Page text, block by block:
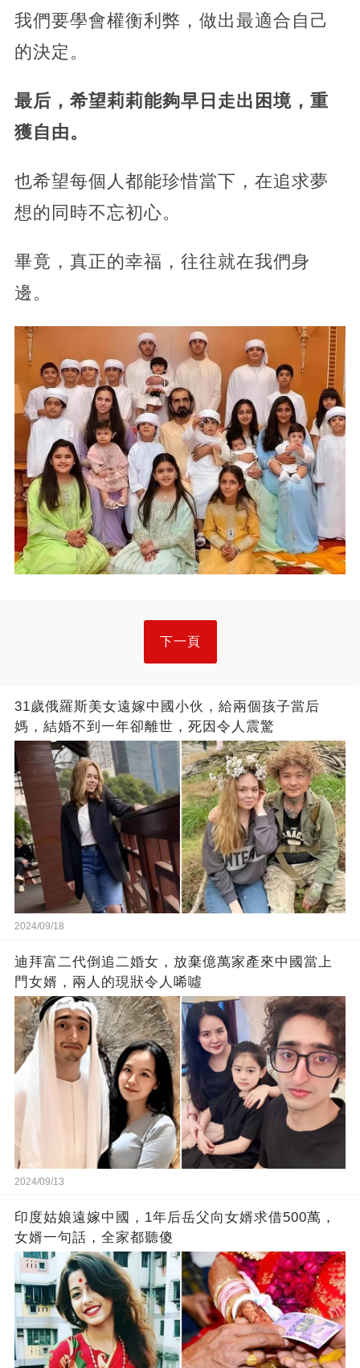
我們要學會權衡利弊，做出最適合自己
的決定。
最后，希望莉莉能夠早日走出困境，重
獲自由。
也希望每個人都能珍惜當下，在追求夢
想的同時不忘初心。
畢竟，真正的幸福，往往就在我們身
邊。
下一頁
31歲俄羅斯美女遠嫁中國小伙，給兩個孩子當后
媽，結婚不到一年卻離世，死因令人震驚
2024/09/18
迪拜富二代倒追二婚女，放棄億萬家產來中國當上
門女婿，兩人的現狀令人唏噓
2024/09/13
印度姑娘遠嫁中國，1年后岳父向女婿求借500萬，
女婿一句話，全家都聽傻